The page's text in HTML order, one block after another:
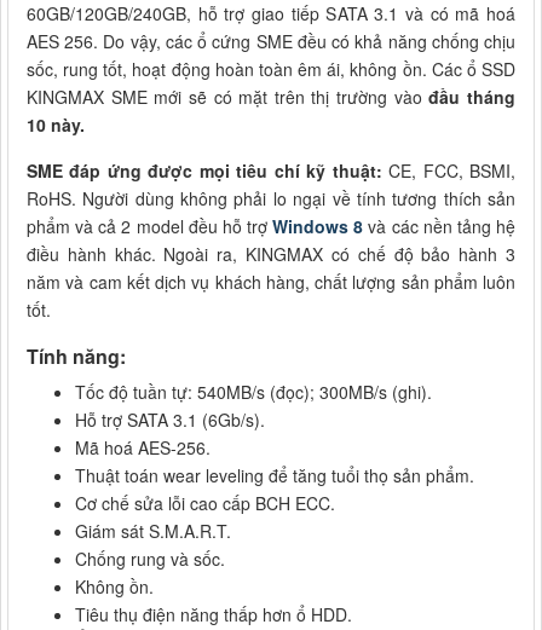
60GB/120GB/240GB, hỗ trợ giao tiếp SATA 3.1 và có mã hoá
AES 256. Do vậy, các ổ cứng SME đều có khả năng chống chịu
sốc, rung tốt, hoạt động hoàn toàn êm ái, không ồn. Các ổ SSD
KINGMAX SME mới sẽ có mặt trên thị trường vàođầu tháng
10 này.
SME đáp ứng được mọi tiêu chí kỹ thuật: CE, FCC, BSMI,
RoHS. Người dùng không phải lo ngại về tính tương thích sản
phẩm và cả 2 model đều hỗ trợWindows 8 và các nền tảng hệ
điều hành khác. Ngoài ra, KINGMAX có chế độ bảo hành 3
năm và cam kết dịch vụ khách hàng, chất lượng sản phẩm luôn
tốt.
Tính năng:
Tốc độ tuần tự: 540MB/s (đọc); 300MB/s (ghi).
Hỗ trợ SATA 3.1 (6Gb/s).
Mã hoá AES-256.
Thuật toán wear leveling để tăng tuổi thọ sản phẩm.
Cơ chế sửa lỗi cao cấp BCH ECC.
Giám sát S.M.A.R.T.
Chống rung và sốc.
Không ồn.
Tiêu thụ điện năng thấp hơn ổ HDD.